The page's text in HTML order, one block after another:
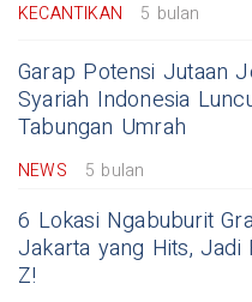
KECANTIKAN 5 bulan
Garap Potensi Jutaan
Syariah Indonesia
Tabungan Umrah
NEWS 5 bulan
6 Lokasi Ngabuburit
Jakarta yang Hits, Jadi
Z!